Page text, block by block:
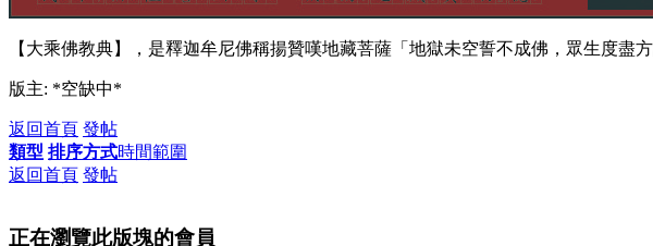
【大乘佛教典】，是釋迦牟尼佛稱揚贊嘆地藏菩薩「地獄未空誓不成佛，眾生度
版主: *空缺中*
返回首頁 發帖
類型 排序方式時間範圍
返回首頁 發帖
正在瀏覽此版塊的會員